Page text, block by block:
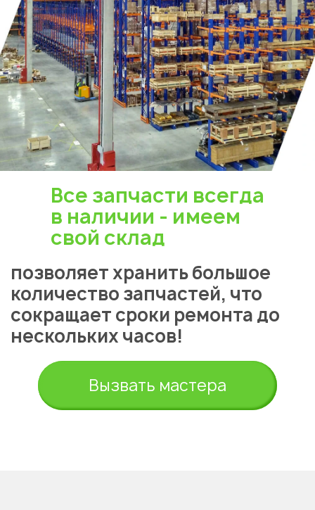
Все запчасти всегда
в наличии - имеем
свой склад
позволяет хранить большое
количество запчастей, что
сокращает сроки ремонта до
нескольких часов!
Вызвать мастера